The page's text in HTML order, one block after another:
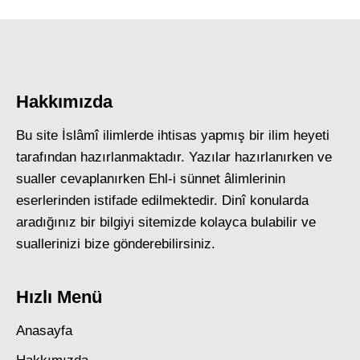
Hakkımızda
Bu site İslâmî ilimlerde ihtisas yapmış bir ilim heyeti
tarafından hazırlanmaktadır. Yazılar hazırlanırken ve
sualler cevaplanırken Ehl-i sünnet âlimlerinin
eserlerinden istifade edilmektedir. Dinî konularda
aradığınız bir bilgiyi sitemizde kolayca bulabilir ve
suallerinizi bize gönderebilirsiniz.
Hızlı Menü
Anasayfa